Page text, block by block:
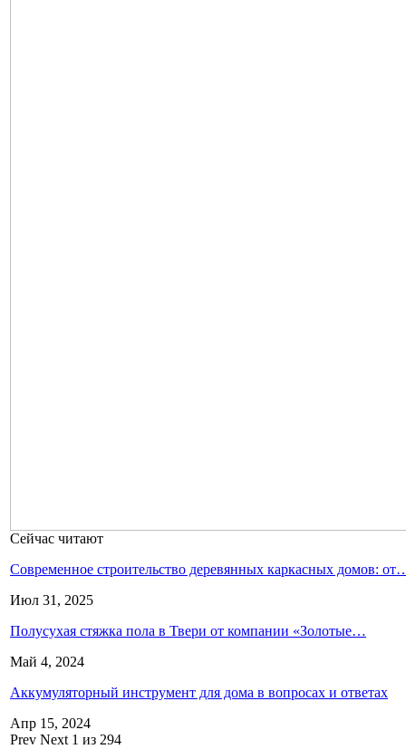
Сейчас читают
Современное строительство деревянных каркасных домов:
Июл 31, 2025
Полусухая стяжка пола в Твери от компании «Золотые…
Май 4, 2024
Аккумуляторный инструмент для дома в вопросах и ответах
Апр 15, 2024
Prev Next 1 из 294